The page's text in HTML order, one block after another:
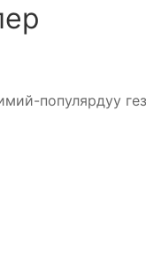
популярдуу